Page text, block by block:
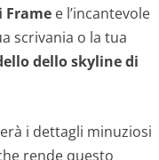
Frame e l’incantevole
scrivania o la tua
dello skyline di
i dettagli minuziosi
rende questo